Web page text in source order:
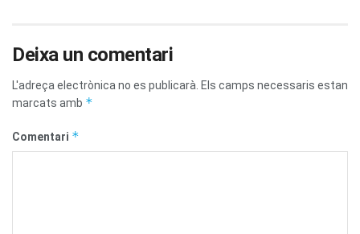
Deixa un comentari
L'adreça electrònica no es publicarà. Els camps necessaris estan
marcats amb *
Comentari *